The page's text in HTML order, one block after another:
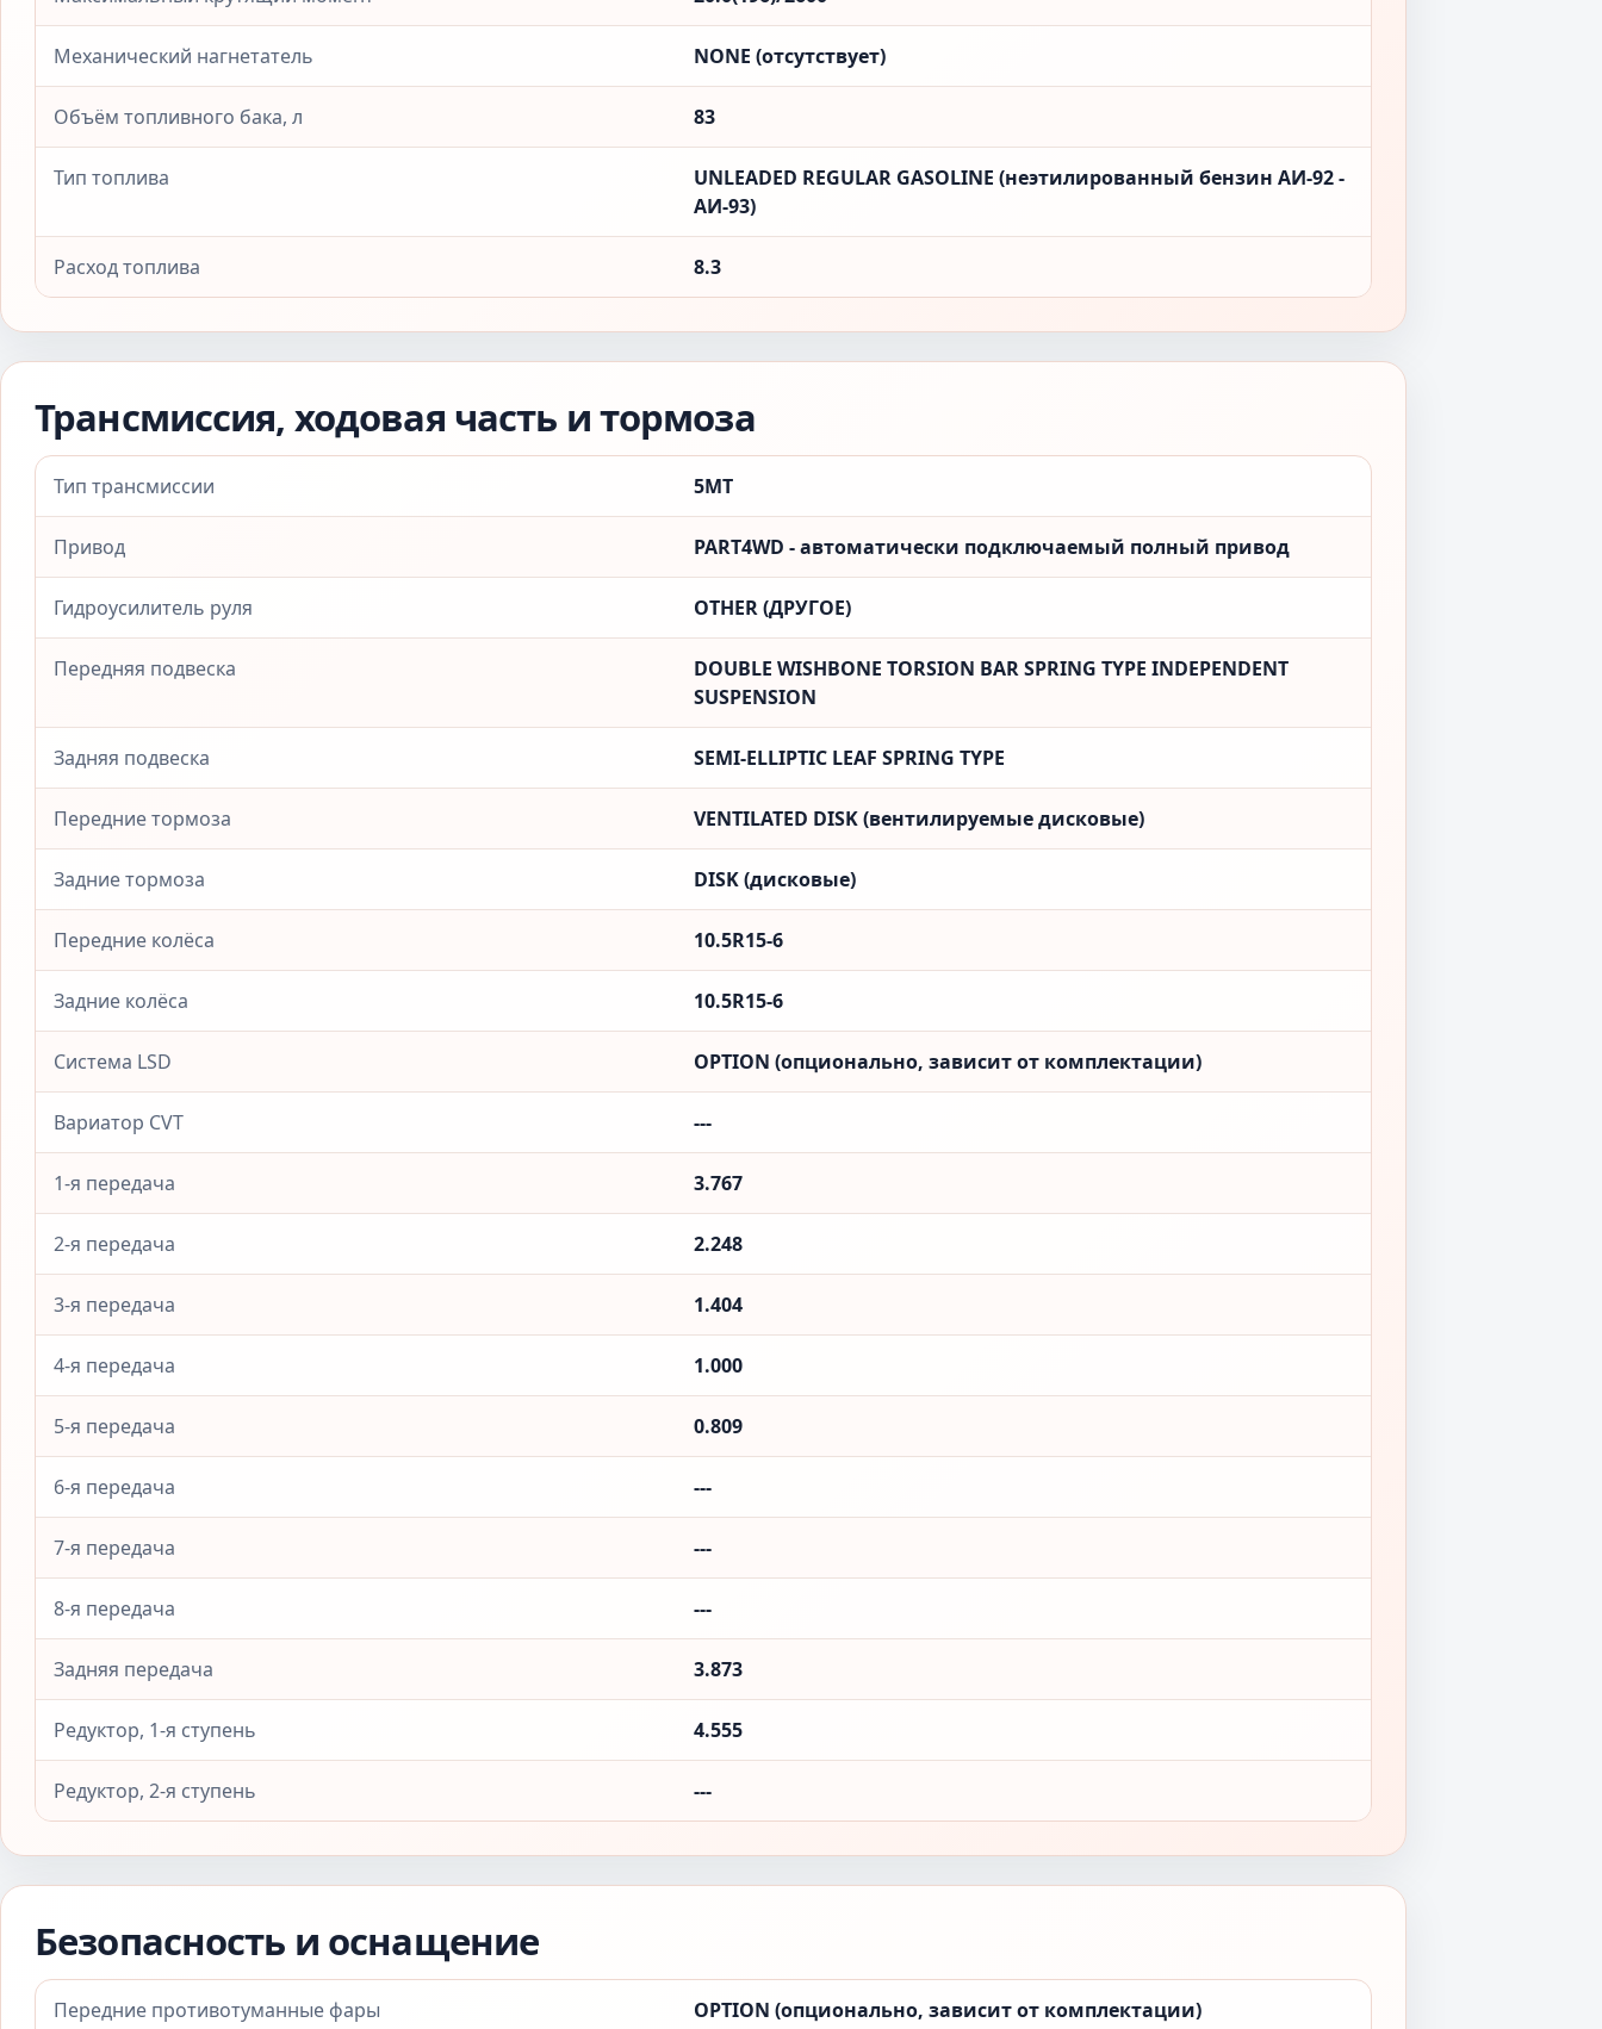
Механический нагнетатель NONE (отсутствует)
Объём топливного бака, л 83
Тип топлива
UNLEADED REGULAR GASOLINE (неэтилированный бензин АИ-92 -
АИ-93)
Расход топлива 8.3
Трансмиссия, ходовая часть и тормоза
Тип трансмиссии 5MT
Привод PART4WD - автоматически подключаемый полный привод
Гидроусилитель руля OTHER (ДРУГОЕ)
Передняя подвеска
DOUBLE WISHBONE TORSION BAR SPRING TYPE INDEPENDENT
SUSPENSION
Задняя подвеска SEMI-ELLIPTIC LEAF SPRING TYPE
Передние тормоза VENTILATED DISK (вентилируемые дисковые)
Задние тормоза DISK (дисковые)
Передние колёса 10.5R15-6
Задние колёса 10.5R15-6
Система LSD OPTION (опционально, зависит от комплектации)
Вариатор CVT ---
1-я передача 3.767
2-я передача 2.248
3-я передача 1.404
4-я передача 1.000
5-я передача 0.809
6-я передача ---
7-я передача ---
8-я передача ---
Задняя передача 3.873
Редуктор, 1-я ступень 4.555
Редуктор, 2-я ступень ---
Безопасность и оснащение
Передние противотуманные фары OPTION (опционально, зависит от комплектации)